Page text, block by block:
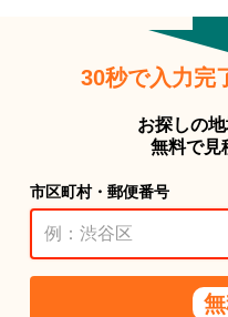
30秒で入力完
お探しの
無料で見
市区町村・郵便番号